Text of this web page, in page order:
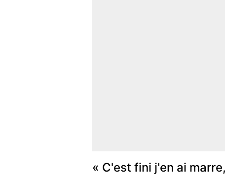
« C'est fini j'en ai